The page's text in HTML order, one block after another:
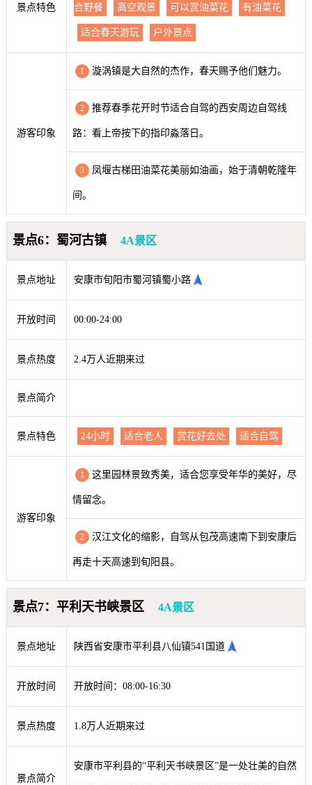
景点特色 合野餐 高空观景 可以赏油菜花 有油菜花
适合春天游玩 户外景点
游客印象
1 漩涡镇是大自然的杰作，春天赐予他们魅力。
2 推荐春季花开时节适合自驾的西安周边自驾线
路：看上帝按下的指印淼落日。
3 凤堰古梯田油菜花美丽如油画，始于清朝乾隆年
间。
景点6：蜀河古镇 4A景区
景点地址 安康市旬阳市蜀河镇蜀小路
开放时间 00:00-24:00
景点热度 2.4万人近期来过
景点简介
景点特色 24小时 适合老人 赏花好去处 适合自驾
游客印象
1 这里园林景致秀美，适合您享受年华的美好，尽
情留念。
2 汉江文化的缩影，自驾从包茂高速南下到安康后
再走十天高速到旬阳县。
景点7：平利天书峡景区 4A景区
景点地址 陕西省安康市平利县八仙镇541国道
开放时间 开放时间：08:00-16:30
景点热度 1.8万人近期来过
景点简介
安康市平利县的“平利天书峡景区”是一处壮美的自然